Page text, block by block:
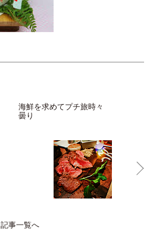
海鮮を求めてプチ旅時々
曇り
記事一覧へ